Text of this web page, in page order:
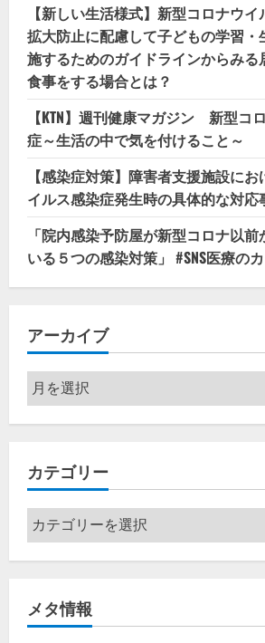
【新しい生活様式】新型コロナウ
拡大防止に配慮して子どもの学習・
施するためのガイドラインからみる
食事をする場合とは？
【KTN】週刊健康マガジン 新型コ
症～生活の中で気を付けること～
【感染症対策】障害者支援施設に
イルス感染症発生時の具体的な対応
「院内感染予防屋が新型コロナ以
いる５つの感染対策」 #SNS医療のカ
アーカイブ
ア
ー
カ
ブ
カテゴリー
カ
テ
ゴ
ー
メタ情報